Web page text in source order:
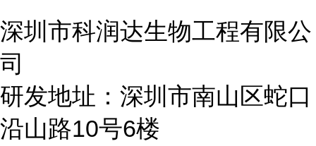
深圳市科润达生物工程有限公
司
研发地址：深圳市南山区蛇口
沿山路10号6楼